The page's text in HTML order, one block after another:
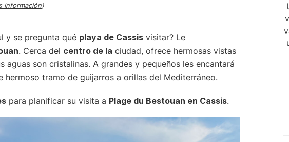
información)
y se pregunta qué playa de Cassis visitar? Le
. Cerca del centro de la ciudad, ofrece hermosas vistas
aguas son cristalinas. A grandes y pequeños les encantará
hermoso tramo de guijarros a orillas del Mediterráneo.
para planificar su visita a Plage du Bestouan en Cassis.